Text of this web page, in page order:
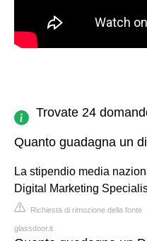
Trovate 24
Quanto guadagna un
La stipendio media
Digital Marketing
Richiesta di rimozione della fonte
glassdoor.it